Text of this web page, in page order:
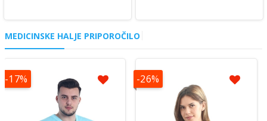
Glej podrobnosti
MEDICINSKE HALJE PRIPOROČILO
-17% -26%